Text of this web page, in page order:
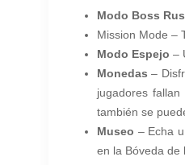
Modo Boss
Mission Mode –
Modo Espejo –
Monedas –
jugadores
también se
Museo – Echa
en la Bóveda de